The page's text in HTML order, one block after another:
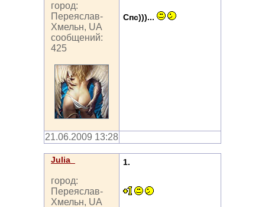
город:
Переяслав-
Хмельн, UA
сообщений:
425
Спс)))...
21.06.2009 13:28
Julia_
город:
Переяслав-
Хмельн, UA
1.